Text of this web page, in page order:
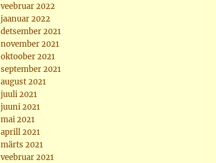
veebruar 2022
jaanuar 2022
detsember 2021
november 2021
oktoober 2021
september 2021
august 2021
juuli 2021
juuni 2021
mai 2021
aprill 2021
märts 2021
veebruar 2021